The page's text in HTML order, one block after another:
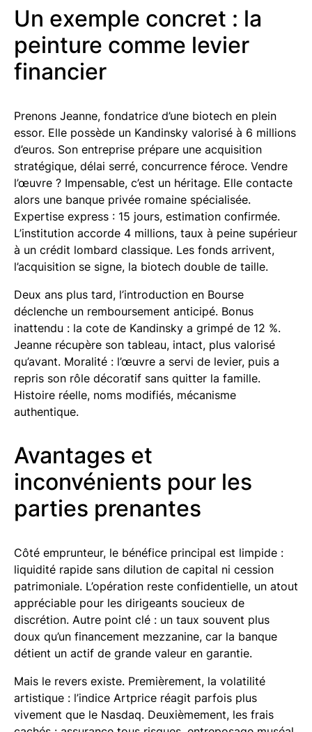
Un exemple concret : la
peinture comme levier
financier
Prenons Jeanne, fondatrice d’une biotech en plein
essor. Elle possède un Kandinsky valorisé à 6 millions
d’euros. Son entreprise prépare une acquisition
stratégique, délai serré, concurrence féroce. Vendre
l’œuvre ? Impensable, c’est un héritage. Elle contacte
alors une banque privée romaine spécialisée.
Expertise express : 15 jours, estimation confirmée.
L’institution accorde 4 millions, taux à peine supérieur
à un crédit lombard classique. Les fonds arrivent,
l’acquisition se signe, la biotech double de taille.
Deux ans plus tard, l’introduction en Bourse
déclenche un remboursement anticipé. Bonus
inattendu : la cote de Kandinsky a grimpé de 12 %.
Jeanne récupère son tableau, intact, plus valorisé
qu’avant. Moralité : l’œuvre a servi de levier, puis a
repris son rôle décoratif sans quitter la famille.
Histoire réelle, noms modifiés, mécanisme
authentique.
Avantages et
inconvénients pour les
parties prenantes
Côté emprunteur, le bénéfice principal est limpide :
liquidité rapide sans dilution de capital ni cession
patrimoniale. L’opération reste confidentielle, un atout
appréciable pour les dirigeants soucieux de
discrétion. Autre point clé : un taux souvent plus
doux qu’un financement mezzanine, car la banque
détient un actif de grande valeur en garantie.
Mais le revers existe. Premièrement, la volatilité
artistique : l’indice Artprice réagit parfois plus
vivement que le Nasdaq. Deuxièmement, les frais